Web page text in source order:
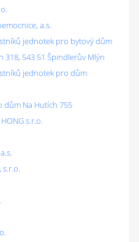
a.s.
jednotek pro bytový dům
318, 543 51 Špindlerův Mlýn
jednotek pro dům
dům Na Hutích 755
s.r.o.